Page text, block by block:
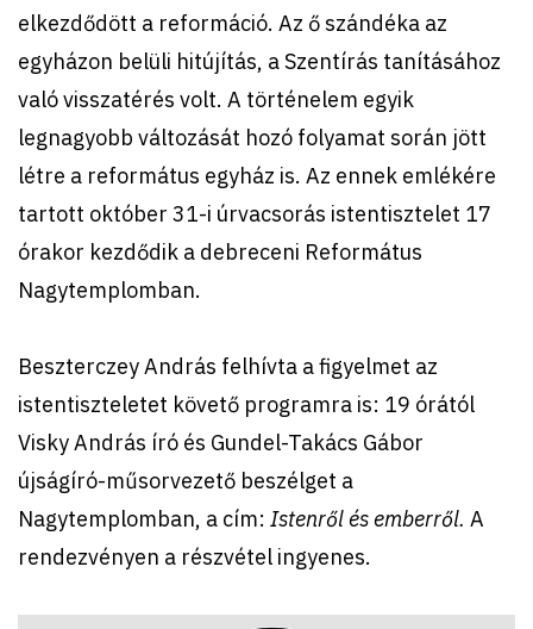
elkezdődött a reformáció. Az ő szándéka az
egyházon belüli hitújítás, a Szentírás tanításához
való visszatérés volt. A történelem egyik
legnagyobb változását hozó folyamat során jött
létre a református egyház is. Az ennek emlékére
tartott október 31-i úrvacsorás istentisztelet 17
órakor kezdődik a debreceni Református
Nagytemplomban.
Beszterczey András felhívta a figyelmet az
istentiszteletet követő programra is: 19 órától
Visky András író és Gundel-Takács Gábor
újságíró-műsorvezető beszélget a
Nagytemplomban, a cím: Istenről és emberről. A
rendezvényen a részvétel ingyenes.